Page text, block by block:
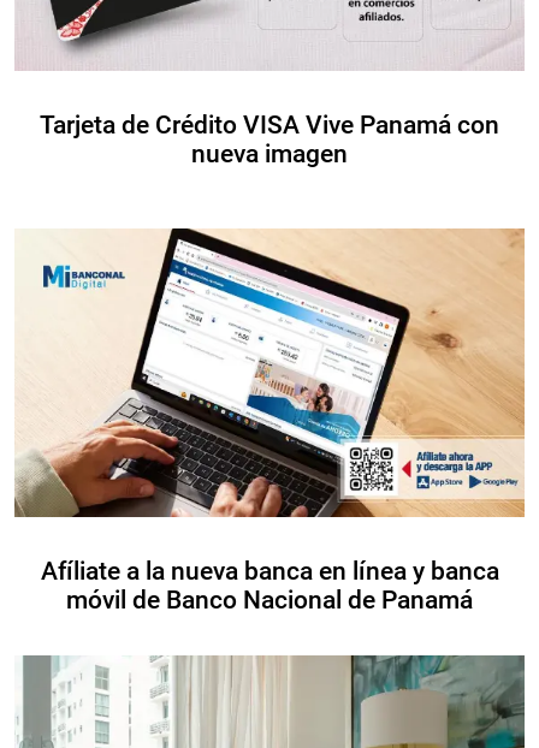
Tarjeta de Crédito VISA Vive Panamá con
nueva imagen
Afíliate a la nueva banca en línea y banca
móvil de Banco Nacional de Panamá